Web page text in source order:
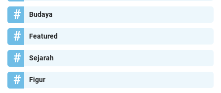
Budaya
Featured
Sejarah
Figur